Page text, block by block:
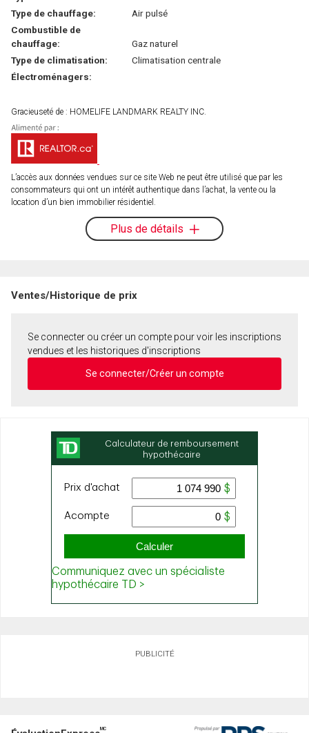
Type de chauffage:
Air pulsé
Combustible de
chauffage:
Gaz naturel
Type de climatisation:
Climatisation centrale
Électroménagers:
Gracieuseté de : HOMELIFE LANDMARK REALTY INC.
L’accès aux données vendues sur ce site Web ne peut être utilisé que par les
consommateurs qui ont un intérêt authentique dans l’achat, la vente ou la
location d’un bien immobilier résidentiel.
Plus de détails
Ventes/Historique de prix
Se connecter ou créer un compte pour voir les inscriptions
vendues et les historiques d'inscriptions
Se connecter/Créer un compte
PUBLICITÉ
MC